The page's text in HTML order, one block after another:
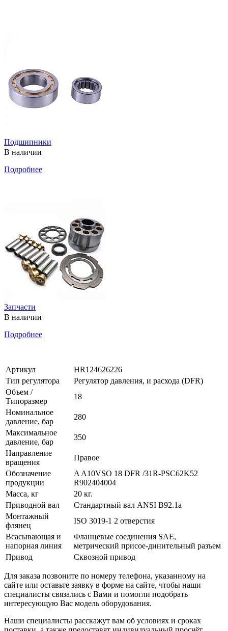
Подшипники
В наличии
Подробнее
Запчасти
В наличии
Подробнее
Артикул
HR124626226
Тип регулятора
Регулятор давления, и расхода (DFR)
Объем /
Типоразмер
18
Номинальное
давление, бар
280
Максимальное
давление, бар
350
Направление
вращения
Правое
Обозначение
продукции
A A10VSO 18 DFR /31R-PSC62K52
R902404004
Масса, кг
20 кг.
Приводной вал
Стандартный вал ANSI B92.1a
Монтажный
флянец
ISO 3019-1 2 отверстия
Всасывающая и
напорная линия
Фланцевые соединения SAE,
метрический присое-динительный разъем
Привод
Сквозной привод
Для заказа позвоните по номеру телефона, указанному на
сайте или оставьте заявку в форме на сайте, чтобы наши
специалисты связались с Вами и помогли подобрать
интересующую Вас модель оборудования.
Наши специалисты расскажут вам об условиях и сроках